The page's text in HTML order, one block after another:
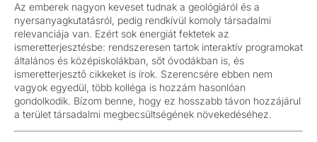
Az emberek nagyon keveset tudnak a geológiáról és a
nyersanyagkutatásról, pedig rendkívül komoly társadalmi
relevanciája van. Ezért sok energiát fektetek az
ismeretterjesztésbe: rendszeresen tartok interaktív programokat
általános és középiskolákban, sőt óvodákban is, és
ismeretterjesztő cikkeket is írok. Szerencsére ebben nem
vagyok egyedül, több kolléga is hozzám hasonlóan
gondolkodik. Bízom benne, hogy ez hosszabb távon hozzájárul
a terület társadalmi megbecsültségének növekedéséhez.